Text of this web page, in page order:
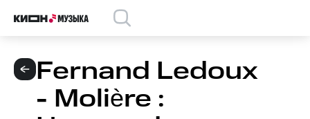
Fernand Ledoux
- Molière :